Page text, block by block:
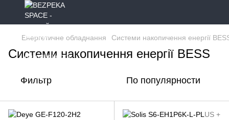
Енергетичне обладнання Системи накопичення енергії
Системи накопичення енергії BESS
Фильтр По популярности